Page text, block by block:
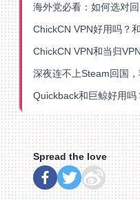
深夜连不上Steam回国
Spread the love